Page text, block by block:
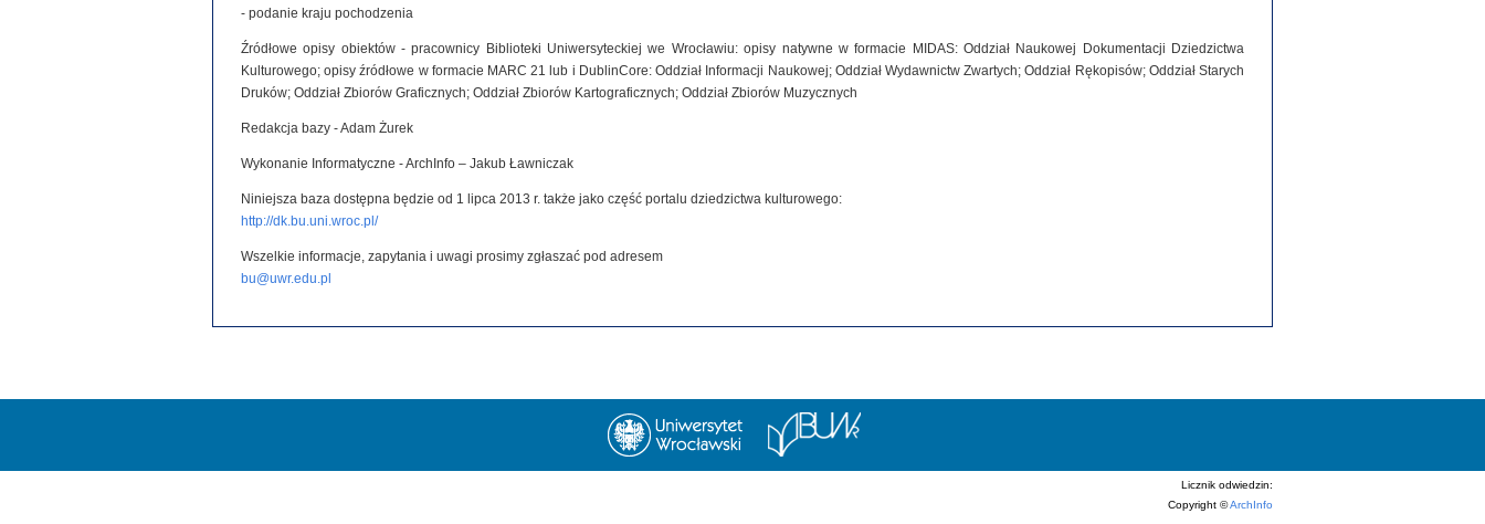
- podanie kraju pochodzenia
Źródłowe opisy obiektów - pracownicy Biblioteki Uniwersyteckiej we Wrocławiu: opisy natywne w formacie MIDAS: Oddział Naukowej Dokumentacji Dziedzictwa
Kulturowego; opisy źródłowe w formacie MARC 21 lub i DublinCore: Oddział Informacji Naukowej; Oddział Wydawnictw Zwartych; Oddział Rękopisów; Oddział Starych
Druków; Oddział Zbiorów Graficznych; Oddział Zbiorów Kartograficznych; Oddział Zbiorów Muzycznych
Redakcja bazy - Adam Żurek
Wykonanie Informatyczne - ArchInfo – Jakub Ławniczak
Niniejsza baza dostępna będzie od 1 lipca 2013 r. także jako część portalu dziedzictwa kulturowego:
http://dk.bu.uni.wroc.pl/
Wszelkie informacje, zapytania i uwagi prosimy zgłaszać pod adresem
bu@uwr.edu.pl
Licznik odwiedzin:
Copyright ©ArchInfo